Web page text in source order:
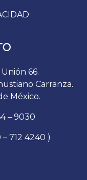
66.
Carranza.
México.
– 9030
712 4240 )